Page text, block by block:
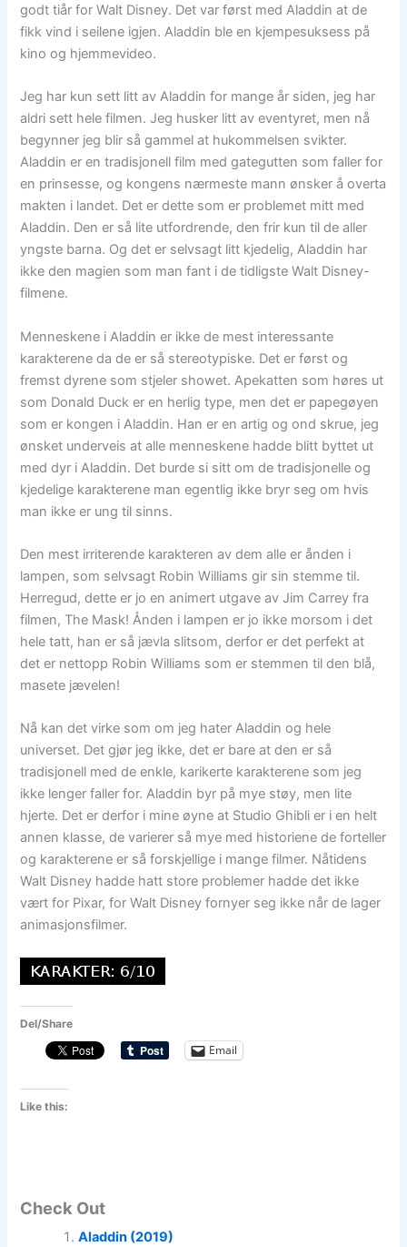
godt tiår for Walt Disney. Det var først med Aladdin at de
fikk vind i seilene igjen. Aladdin ble en kjempesuksess på
kino og hjemmevideo.
Jeg har kun sett litt av Aladdin for mange år siden, jeg har
aldri sett hele filmen. Jeg husker litt av eventyret, men nå
begynner jeg blir så gammel at hukommelsen svikter.
Aladdin er en tradisjonell film med gategutten som faller for
en prinsesse, og kongens nærmeste mann ønsker å overta
makten i landet. Det er dette som er problemet mitt med
Aladdin. Den er så lite utfordrende, den frir kun til de aller
yngste barna. Og det er selvsagt litt kjedelig, Aladdin har
ikke den magien som man fant i de tidligste Walt Disney-
filmene.
Menneskene i Aladdin er ikke de mest interessante
karakterene da de er så stereotypiske. Det er først og
fremst dyrene som stjeler showet. Apekatten som høres ut
som Donald Duck er en herlig type, men det er papegøyen
som er kongen i Aladdin. Han er en artig og ond skrue, jeg
ønsket underveis at alle menneskene hadde blitt byttet ut
med dyr i Aladdin. Det burde si sitt om de tradisjonelle og
kjedelige karakterene man egentlig ikke bryr seg om hvis
man ikke er ung til sinns.
Den mest irriterende karakteren av dem alle er ånden i
lampen, som selvsagt Robin Williams gir sin stemme til.
Herregud, dette er jo en animert utgave av Jim Carrey fra
filmen, The Mask! Ånden i lampen er jo ikke morsom i det
hele tatt, han er så jævla slitsom, derfor er det perfekt at
det er nettopp Robin Williams som er stemmen til den blå,
masete jævelen!
Nå kan det virke som om jeg hater Aladdin og hele
universet. Det gjør jeg ikke, det er bare at den er så
tradisjonell med de enkle, karikerte karakterene som jeg
ikke lenger faller for. Aladdin byr på mye støy, men lite
hjerte. Det er derfor i mine øyne at Studio Ghibli er i en helt
annen klasse, de varierer så mye med historiene de forteller
og karakterene er så forskjellige i mange filmer. Nåtidens
Walt Disney hadde hatt store problemer hadde det ikke
vært for Pixar, for Walt Disney fornyer seg ikke når de lager
animasjonsfilmer.
Del/Share
Email
Like this:
Check Out
Aladdin (2019)